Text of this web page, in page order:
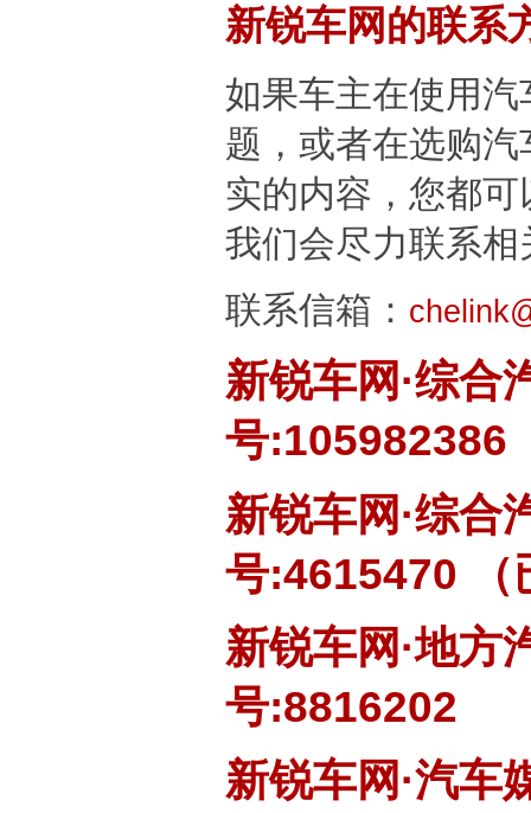
新锐车网的联系
如果车主在使用
题，或者在选购
实的内容，您都
我们会尽力联系
联系信箱：
新锐车网·综合
号:105982386
新锐车网·综合
号:4615470 （
新锐车网·地方
号:8816202
新锐车网·汽车